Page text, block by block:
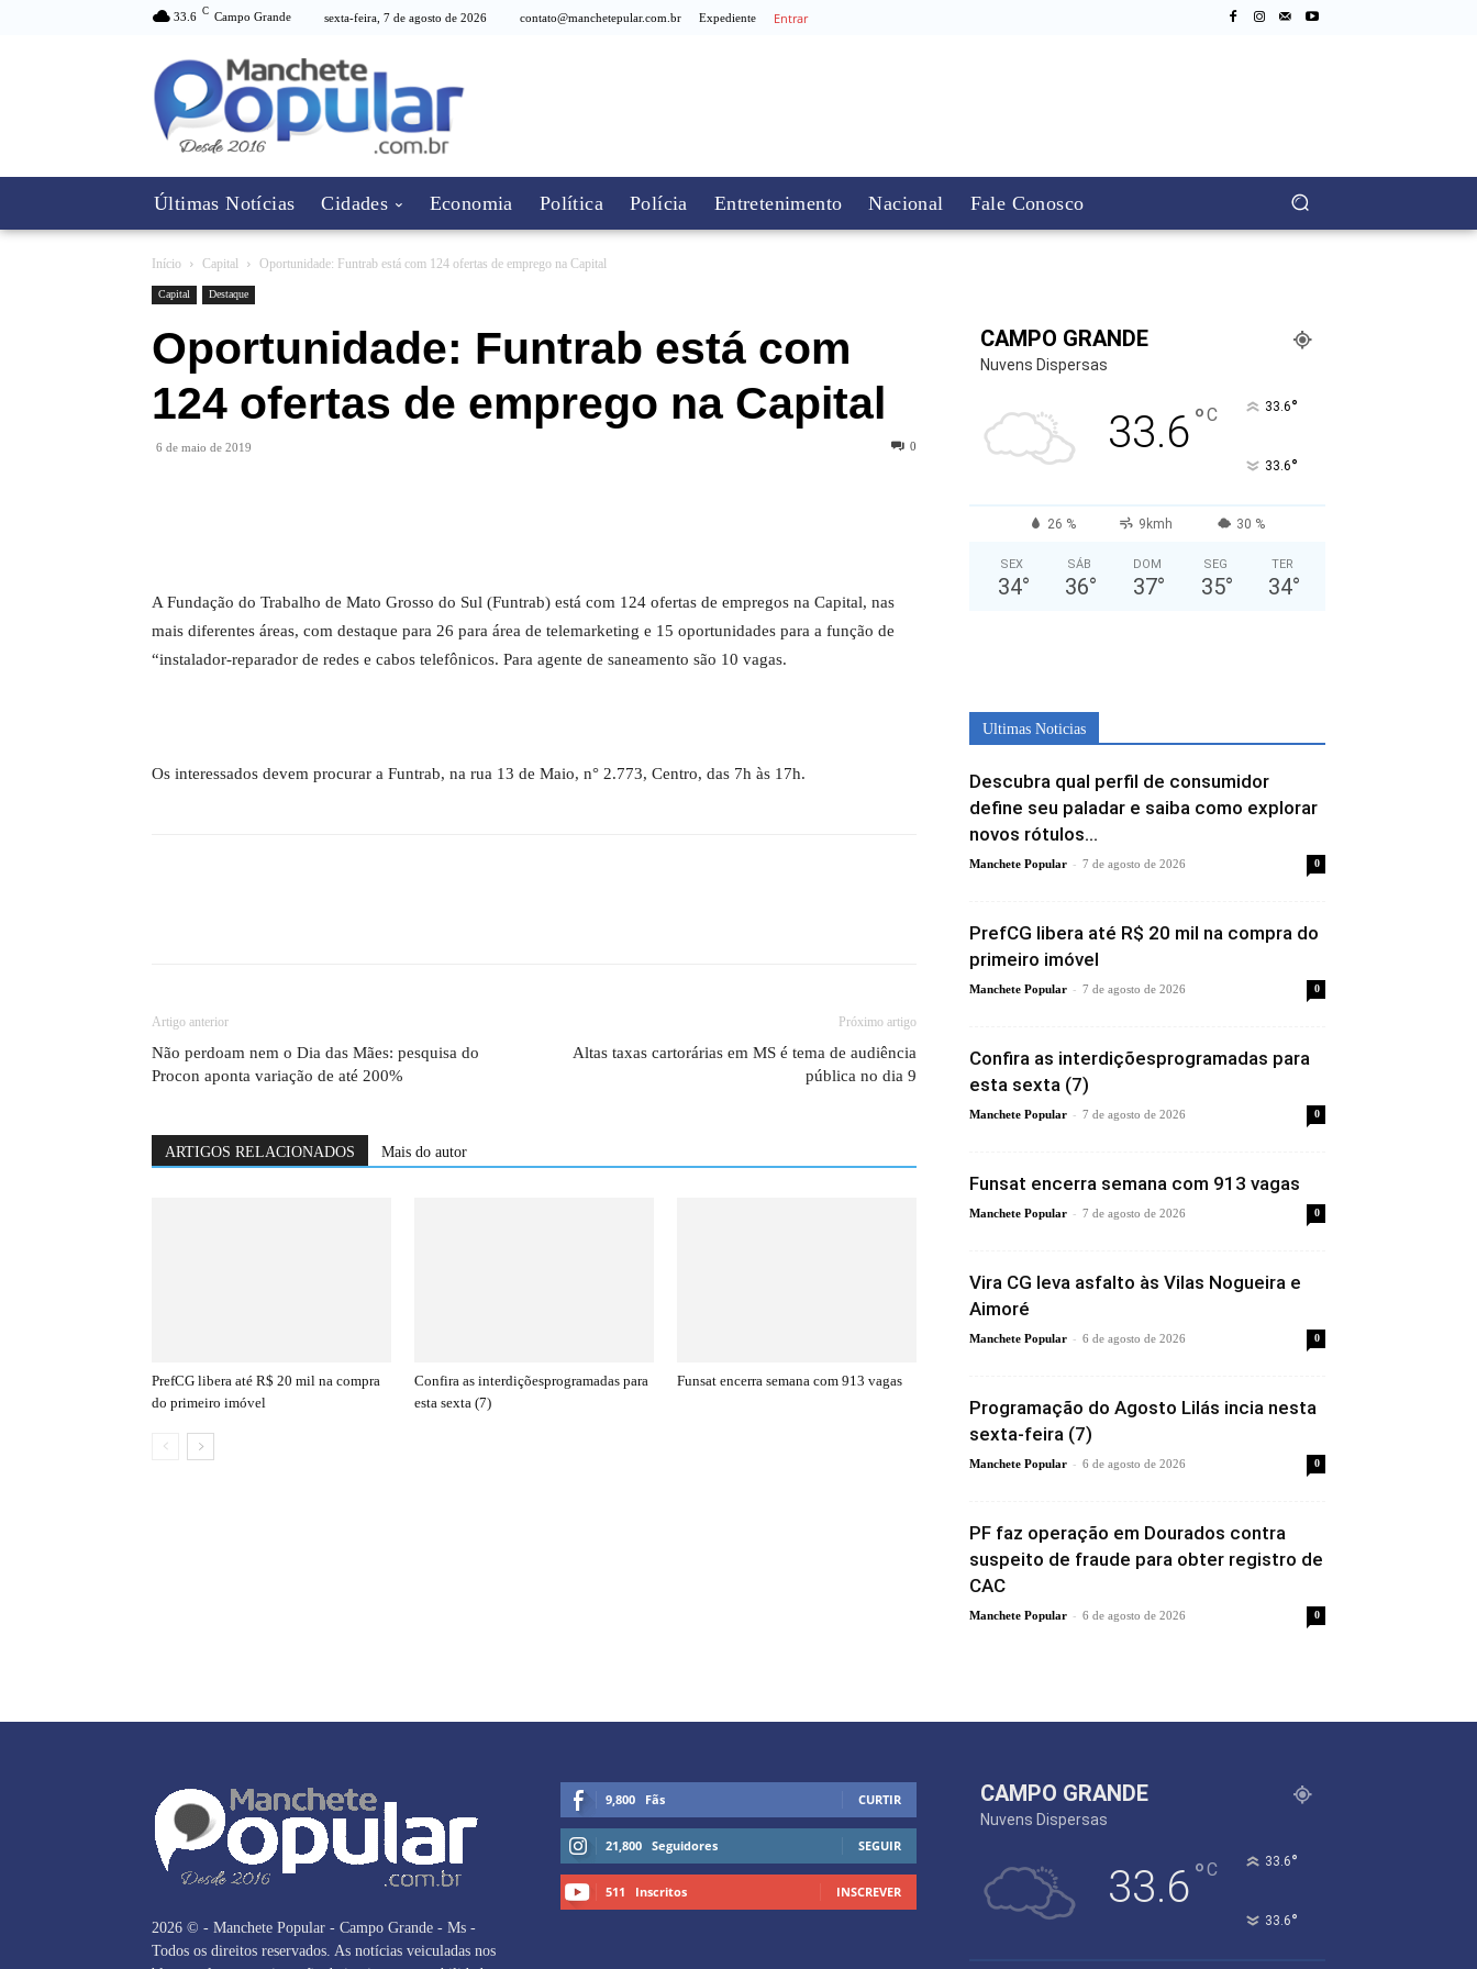
33.6 C Campo Grande sexta-feira, 7 de agosto de 2026 contato@manchetepular.com.br Expediente Entrar
Últimas Notícias Cidades Economia Política Polícia Entretenimento Nacional Fale Conosco
Início Capital Oportunidade: Funtrab está com 124 ofertas de emprego na Capital
Capital Destaque
Oportunidade: Funtrab está com
124 ofertas de emprego na Capital
6 de maio de 2019 0
A Fundação do Trabalho de Mato Grosso do Sul (Funtrab) está com 124 ofertas de empregos na Capital, nas
mais diferentes áreas, com destaque para 26 para área de telemarketing e 15 oportunidades para a função de
“instalador-reparador de redes e cabos telefônicos. Para agente de saneamento são 10 vagas.
Os interessados devem procurar a Funtrab, na rua 13 de Maio, n° 2.773, Centro, das 7h às 17h.
Artigo anterior
Não perdoam nem o Dia das Mães: pesquisa do
Procon aponta variação de até 200%
Próximo artigo
Altas taxas cartorárias em MS é tema de audiência
pública no dia 9
ARTIGOS RELACIONADOS Mais do autor
PrefCG libera até R$ 20 mil na compra
do primeiro imóvel
Confira as interdiçõesprogramadas para
esta sexta (7)
Funsat encerra semana com 913 vagas
CAMPO GRANDE
Nuvens Dispersas
33.6°C 33.6°
33.6°
26 % 9kmh 30 %
SEX
34°
SÁB
36°
DOM
37°
SEG
35°
TER
34°
Ultimas Noticias
Descubra qual perfil de consumidor
define seu paladar e saiba como explorar
novos rótulos...
Manchete Popular - 7 de agosto de 2026 0
PrefCG libera até R$ 20 mil na compra do
primeiro imóvel
Manchete Popular - 7 de agosto de 2026 0
Confira as interdiçõesprogramadas para
esta sexta (7)
Manchete Popular - 7 de agosto de 2026 0
Funsat encerra semana com 913 vagas
Manchete Popular - 7 de agosto de 2026 0
Vira CG leva asfalto às Vilas Nogueira e
Aimoré
Manchete Popular - 6 de agosto de 2026 0
Programação do Agosto Lilás incia nesta
sexta-feira (7)
Manchete Popular - 6 de agosto de 2026 0
PF faz operação em Dourados contra
suspeito de fraude para obter registro de
CAC
Manchete Popular - 6 de agosto de 2026 0
2026 © - Manchete Popular - Campo Grande - Ms -
Todos os direitos reservados. As notícias veiculadas nos
9,800 Fãs CURTIR
21,800 Seguidores SEGUIR
511 Inscritos INSCREVER
CAMPO GRANDE
Nuvens Dispersas
33.6°C 33.6°
33.6°